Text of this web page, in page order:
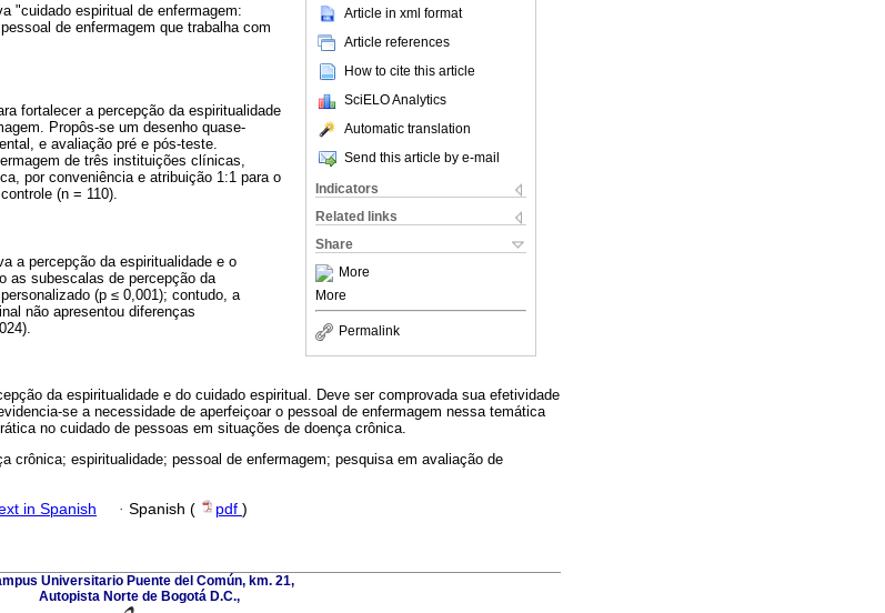
Article in xml format
Article references
How to cite this article
SciELO Analytics
Automatic translation
Send this article by e-mail
Indicators
Related links
Share
More
More
Permalink
"cuidado espiritual de enfermagem:
de enfermagem que trabalha com
fortalecer a percepção da espiritualidade
Propôs-se um desenho quase-
e avaliação pré e pós-teste.
de três instituições clínicas,
por conveniência e atribuição 1:1 para o
(n = 110).
a percepção da espiritualidade e o
as subescalas de percepção da
(p ≤ 0,001); contudo, a
não apresentou diferenças
da espiritualidade e do cuidado espiritual. Deve ser comprovada sua efetividade
se a necessidade de aperfeiçoar o pessoal de enfermagem nessa temática
no cuidado de pessoas em situações de doença crônica.
crônica; espiritualidade; pessoal de enfermagem; pesquisa em avaliação de
in Spanish · Spanish ( pdf )
Universitario Puente del Común, km. 21,
Autopista Norte de Bogotá D.C.,